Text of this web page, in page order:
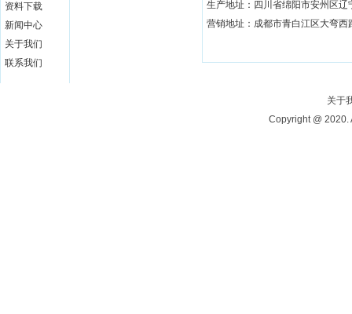
资料下载
新闻中心
关于我们
联系我们
营销地址：成都市青白江区大弯西
关于
Copyright @ 2020.